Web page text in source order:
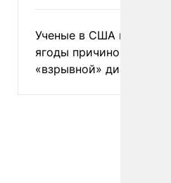
Ученые в США назвали
ягоды причиной
«взрывной» диареи